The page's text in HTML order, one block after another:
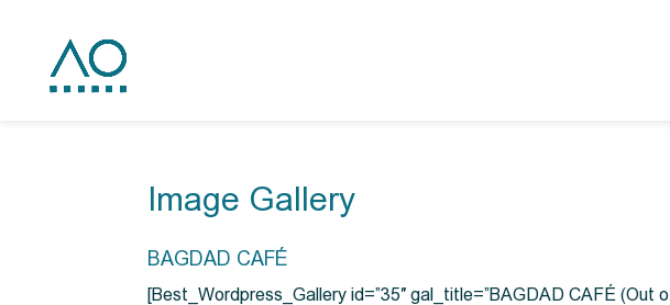
Image Gallery
BAGDAD CAFÉ
[Best_Wordpress_Gallery id=”35″ gal_title=”BAGDAD CAFÉ (Out